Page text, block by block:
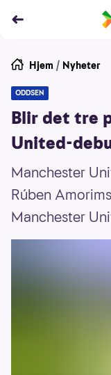
Hjem / Nyheter
ODDSEN
Blir det tre
United-
Manchester
Rúben
Manchester